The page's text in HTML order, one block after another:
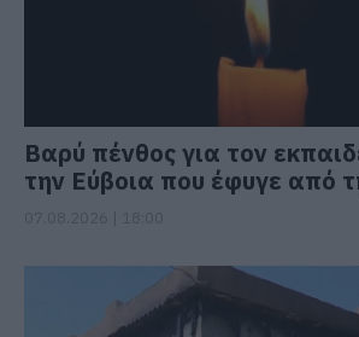
Βαρύ πένθος για τον
την Εύβοια που έφυγε από